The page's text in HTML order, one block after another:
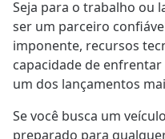
Seja para o trabalho ou
ser um parceiro
imponente, recursos
capacidade de
um dos lançamentos
Se você busca um
preparado para